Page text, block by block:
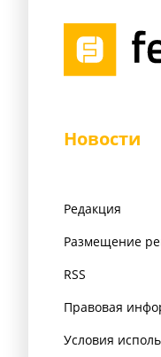
Новости
Редакция
Размещение
RSS
Правовая
Условия